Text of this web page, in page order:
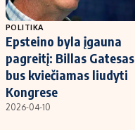
POLITIKA
Epsteino byla įgauna
pagreitį: Billas Gatesas
bus kviečiamas liudyti
Kongrese
2026-04-10